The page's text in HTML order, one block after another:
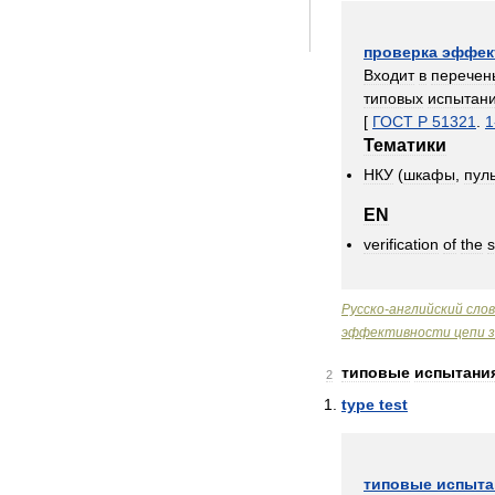
проверка
Входит в
типовых
[ ГОСТ Р 51321 1
Тематики
НКУ (шкафы
EN
verification of the
Русско-английский
эффективности цепи
2 типовые
type test
типовые